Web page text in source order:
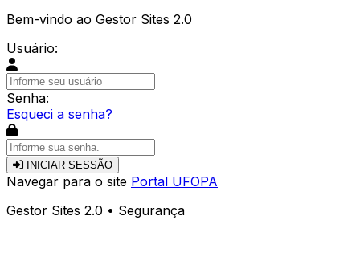
Bem-vindo ao Gestor Sites 2.0
Usuário:
Senha:
Esqueci a senha?
INICIAR SESSÃO
Navegar para o site Portal UFOPA
Gestor Sites 2.0 • Segurança